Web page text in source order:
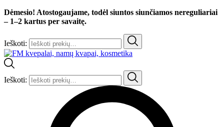
Dėmesio! Atostogaujame, todėl siuntos siunčiamos nereguliariai
– 1–2 kartus per savaitę.
Ieškoti:
Ieškoti: